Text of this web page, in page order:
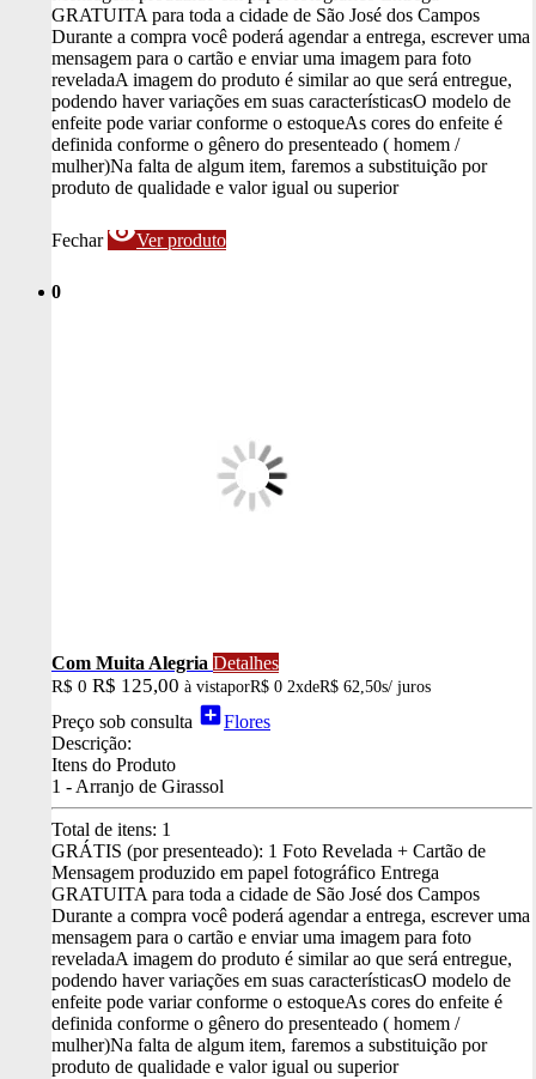
GRATUITA para toda a cidade de São José dos Campos
Durante a compra você poderá agendar a entrega, escrever uma
mensagem para o cartão e enviar uma imagem para foto
reveladaA imagem do produto é similar ao que será entregue,
podendo haver variações em suas característicasO modelo de
enfeite pode variar conforme o estoqueAs cores do enfeite é
definida conforme o gênero do presenteado ( homem /
mulher)Na falta de algum item, faremos a substituição por
produto de qualidade e valor igual ou superior
Fechar visibilityVer produto
0
Com Muita Alegria Detalhes
R$ 0 R$ 125,00 à vistaporR$ 0 2xdeR$ 62,50s/ juros
Preço sob consulta add_boxFlores
Descrição:
Itens do Produto
1 - Arranjo de Girassol
Total de itens: 1
GRÁTIS (por presenteado): 1 Foto Revelada + Cartão de
Mensagem produzido em papel fotográfico Entrega
GRATUITA para toda a cidade de São José dos Campos
Durante a compra você poderá agendar a entrega, escrever uma
mensagem para o cartão e enviar uma imagem para foto
reveladaA imagem do produto é similar ao que será entregue,
podendo haver variações em suas característicasO modelo de
enfeite pode variar conforme o estoqueAs cores do enfeite é
definida conforme o gênero do presenteado ( homem /
mulher)Na falta de algum item, faremos a substituição por
produto de qualidade e valor igual ou superior